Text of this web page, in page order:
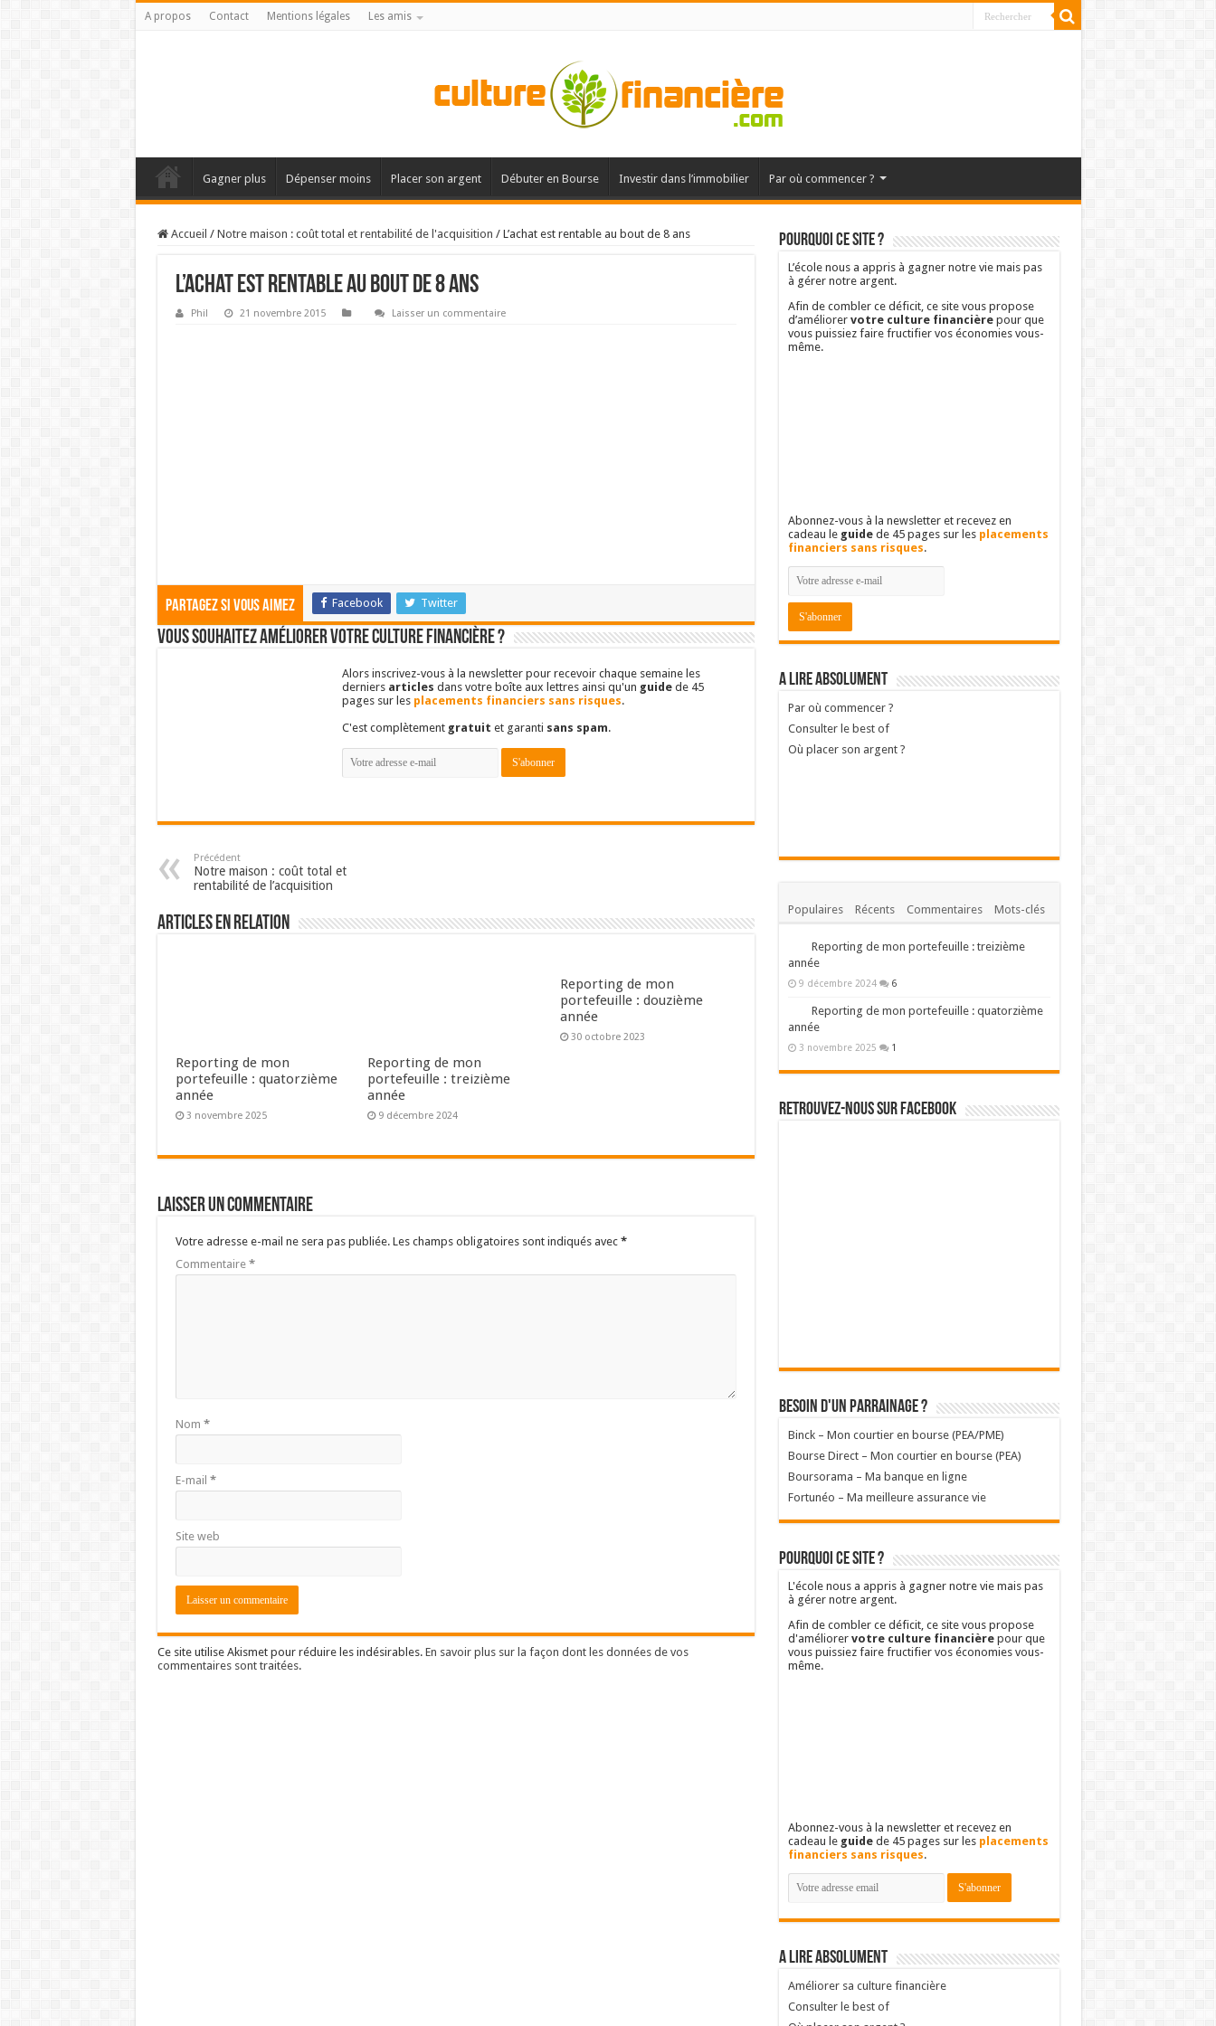
A propos Contact Mentions légales Les amis
Gagner plus Dépenser moins Placer son argent Débuter en Bourse Investir dans l’immobilier Par où commencer ?
Accueil / Notre maison : coût total et rentabilité de l'acquisition / L’achat est rentable au bout de 8 ans
L’achat est rentable au bout de 8 ans
Phil 21 novembre 2015 Laisser un commentaire
Partagez si vous aimez Facebook Twitter
Vous souhaitez améliorer votre culture financière ?
Alors inscrivez-vous à la newsletter pour recevoir chaque semaine les
derniers articles dans votre boîte aux lettres ainsi qu'un guidede 45
pages sur les placements financiers sans risques.
C'est complètement gratuit et garanti sans spam.
Précédent
Notre maison : coût total et
rentabilité de l’acquisition
Articles en relation
Reporting de mon
portefeuille : quatorzième
année
3 novembre 2025
Reporting de mon
portefeuille : treizième
année
9 décembre 2024
Reporting de mon
portefeuille : douzième
année
30 octobre 2023
Laisser un commentaire
Votre adresse e-mail ne sera pas publiée. Les champs obligatoires sont indiqués avec *
Commentaire *
Nom *
E-mail *
Site web
Ce site utilise Akismet pour réduire les indésirables. En savoir plus sur la façon dont les données de vos
commentaires sont traitées.
Pourquoi ce site ?
L’école nous a appris à gagner notre vie mais pas
à gérer notre argent.
Afin de combler ce déficit, ce site vous propose
d’améliorer votre culture financièrepour que
vous puissiez faire fructifier vos économies vous-
même.
Abonnez-vous à la newsletter et recevez en
cadeau le guidede 45 pages sur les placements
financiers sans risques.
A lire absolument
Par où commencer ?
Consulter le best of
Où placer son argent ?
Populaires Récents Commentaires Mots-clés
Reporting de mon portefeuille : treizième
année
9 décembre 2024 6
Reporting de mon portefeuille : quatorzième
année
3 novembre 2025 1
Retrouvez-nous sur Facebook
Besoin d'un parrainage ?
Binck – Mon courtier en bourse (PEA/PME)
Bourse Direct – Mon courtier en bourse (PEA)
Boursorama – Ma banque en ligne
Fortunéo – Ma meilleure assurance vie
Pourquoi ce site ?
L'école nous a appris à gagner notre vie mais pas
à gérer notre argent.
Afin de combler ce déficit, ce site vous propose
d'améliorer votre culture financièrepour que
vous puissiez faire fructifier vos économies vous-
même.
Abonnez-vous à la newsletter et recevez en
cadeau le guidede 45 pages sur les placements
financiers sans risques.
A lire absolument
Améliorer sa culture financière
Consulter le best of